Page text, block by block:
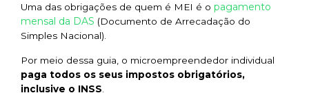
Uma das obrigações de quem é MEI é o pagamento
mensal da DAS (Documento de Arrecadação do
Simples Nacional).
Por meio dessa guia, o microempreendedor individual
paga todos os seus impostos obrigatórios,
inclusive o INSS